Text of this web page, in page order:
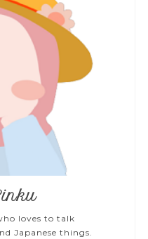
loves to talk
Japanese things.